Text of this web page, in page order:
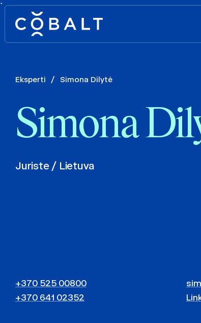
`
Eksperti / Simona Dilytė
Simona
Juriste / Lietuva
+370 525 00800
+370 641 02352